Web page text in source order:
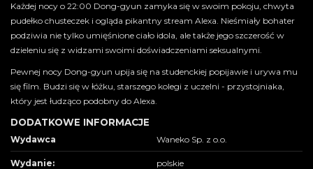
Każdej nocy o 22:00 Dong-gyun zamyka się w swoim pokoju, chwyta
pudełko chusteczek i ogląda pikantny stream Alexa. Nieśmiały bohater
podziwia nie tylko umięśnione ciało idola, ale także jego szczerość w
dzieleniu się z widzami swoimi doświadczeniami seksualnymi.
Pewnej nocy Dong-gyun upija się na studenckiej popijawie i urywa mu
się film. Budzi się w łóżku, starszego kolegi z uczelni - przystojniaka,
który jest łudząco podobny do Alexa.
DODATKOWE INFORMACJE
Wydawca Waneko Sp. z o.o.
Wydanie: polskie